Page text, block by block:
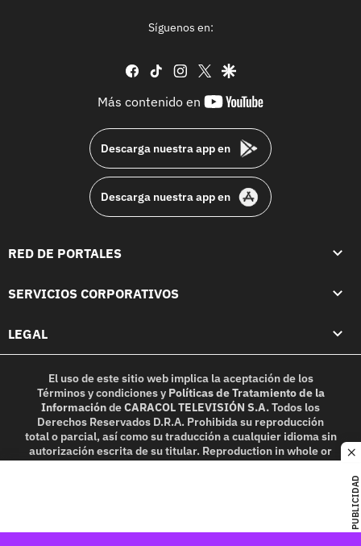
PUBLICIDAD
Síguenos en:
facebook
tiktok instagram
twittergoogle
Más contenido en
youtube-
Descarga nuestra app en
Descarga nuestra app en
RED DE PORTALES
SERVICIOS CORPORATIVOS
LEGAL
El uso de este sitio web implica la aceptación de los
Términos y condicionesy Políticas de Tratamiento de la
InformacióndeCARACOL TELEVISIÓN S.A.Todos los
Derechos Reservados D.R.A. Prohibida su reproducción
total o parcial, así como su traducción a cualquier idioma sin
autorización escrita de su titular. Reproduction in whole or
in part, or translation without written permission is